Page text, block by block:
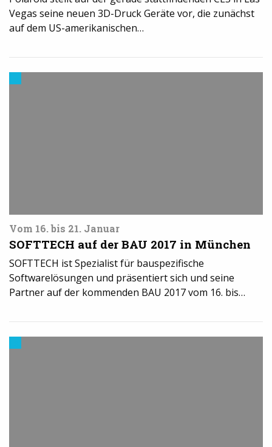
Vegas seine neuen 3D-Druck Geräte vor, die zunächst
auf dem US-amerikanischen…
Vom 16. bis 21. Januar
SOFTTECH auf der BAU 2017 in München
SOFTTECH ist Spezialist für bauspezifische
Softwarelösungen und präsentiert sich und seine
Partner auf der kommenden BAU 2017 vom 16. bis…